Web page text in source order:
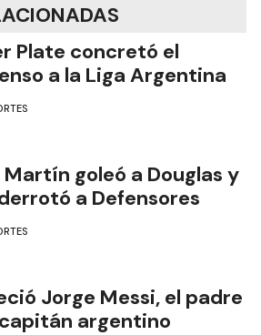
Plate concretó el
a la Liga Argentina
Martín goleó a Douglas y
a Defensores
Jorge Messi, el padre
argentino